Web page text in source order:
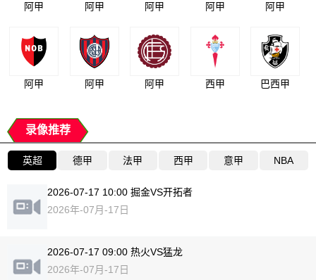
阿甲 阿甲 阿甲 阿甲 阿甲
阿甲 阿甲 阿甲 西甲 巴西甲
录像推荐
英超 德甲 法甲 西甲 意甲 NBA
2026-07-17 10:00 掘金VS开拓者
2026年-07月-17日
2026-07-17 09:00 热火VS猛龙
2026年-07月-17日